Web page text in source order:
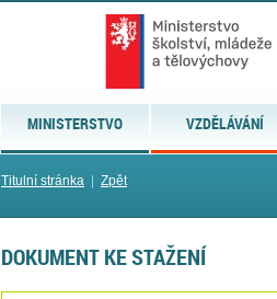
MINISTERSTVO VZDĚLÁVÁNÍ
Titulní stránka Zpět
DOKUMENT KE STAŽENÍ